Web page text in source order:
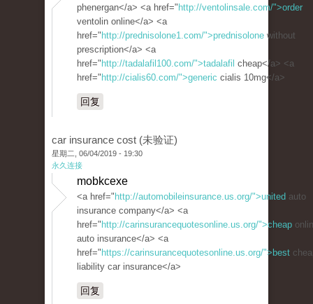
phenergan</a> <a href=" http://ventolinsale.com/">order
ventolin online</a> <a
href=" http://prednisolone1.com/">prednisolone without
prescription</a> <a
href=" http://tadalafil100.com/">tadalafil cheap</a> <a
href=" http://cialis60.com/">generic cialis 10mg</a>
回复
car insurance cost (未验证)
星期二, 06/04/2019 - 19:30
永久连接
mobkcexe
<a href=" http://automobileinsurance.us.org/">united auto
insurance company</a> <a
href=" http://carinsurancequotesonline.us.org/">cheap
auto insurance</a> <a
href=" https://carinsurancequotesonline.us.org/">best
liability car insurance</a>
回复